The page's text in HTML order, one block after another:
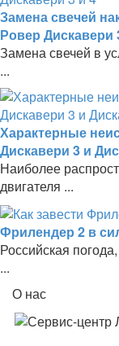
Замена свечей
Ровер Дискавери
Замена свечей в
...
Характерные
Дискавери 3 и
Наиболее
двигателя ...
Фрилендер 2 в
Российская
...
О нас